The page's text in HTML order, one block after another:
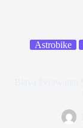
Astrobike